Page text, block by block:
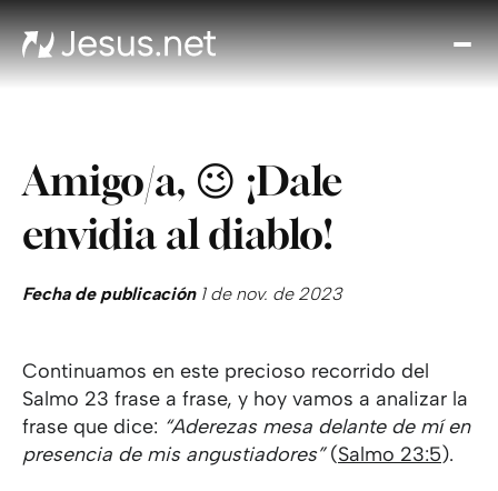
Amigo/a, 😉 ¡Dale
envidia al diablo!
Fecha de publicación1 de nov. de 2023
Continuamos en este precioso recorrido del
Salmo 23 frase a frase, y hoy vamos a analizar la
frase que dice: “Aderezas mesa delante de mí en
presencia de mis angustiadores”(Salmo 23:5).